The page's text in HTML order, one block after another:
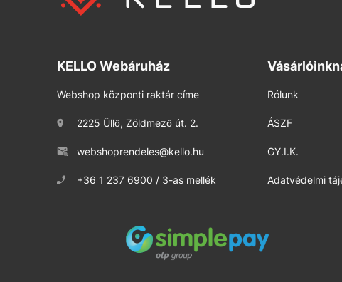
KELLO Webáruház
Webshop központi raktár címe
2225 Üllő, Zöldmező út. 2.
webshoprendeles@kello.hu
+36 1 237 6900 / 3-as mellék
Rólunk
ÁSZF
GY.I.K.
Adatvédelmi